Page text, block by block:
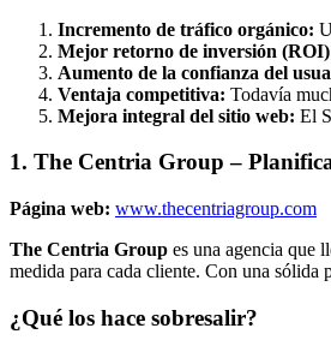
Incremento de tráfico orgánico:
Mejor retorno de inversión
Aumento de la confianza del
Ventaja competitiva: Todavía
Mejora integral del sitio web: El
1. The Centria Group –
Página web: www.thecentriagroup.com
The Centria Group es una agencia que
medida para cada cliente. Con una
¿Qué los hace sobresalir?